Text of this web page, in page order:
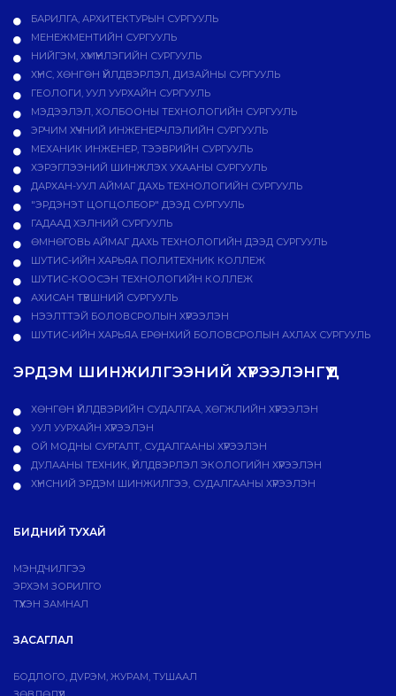
БАРИЛГА, АРХИТЕКТУРЫН СУРГУУЛЬ
МЕНЕЖМЕНТИЙН СУРГУУЛЬ
НИЙГЭМ, ХҮМҮҮНЛЭГИЙН СУРГУУЛЬ
ХҮНС, ХӨНГӨН ҮЙЛДВЭРЛЭЛ, ДИЗАЙНЫ СУРГУУЛЬ
ГЕОЛОГИ, УУЛ УУРХАЙН СУРГУУЛЬ
МЭДЭЭЛЭЛ, ХОЛБООНЫ ТЕХНОЛОГИЙН СУРГУУЛЬ
ЭРЧИМ ХҮЧНИЙ ИНЖЕНЕРЧЛЭЛИЙН СУРГУУЛЬ
МЕХАНИК ИНЖЕНЕР, ТЭЭВРИЙН СУРГУУЛЬ
ХЭРЭГЛЭЭНИЙ ШИНЖЛЭХ УХААНЫ СУРГУУЛЬ
ДАРХАН-УУЛ АЙМАГ ДАХЬ ТЕХНОЛОГИЙН СУРГУУЛЬ
"ЭРДЭНЭТ ЦОГЦОЛБОР" ДЭЭД СУРГУУЛЬ
ГАДААД ХЭЛНИЙ СУРГУУЛЬ
ӨМНӨГОВЬ АЙМАГ ДАХЬ ТЕХНОЛОГИЙН ДЭЭД СУРГУУЛЬ
ШУТИС-ИЙН ХАРЬЯА ПОЛИТЕХНИК КОЛЛЕЖ
ШУТИС-КООСЭН ТЕХНОЛОГИЙН КОЛЛЕЖ
АХИСАН ТҮВШНИЙ СУРГУУЛЬ
НЭЭЛТТЭЙ БОЛОВСРОЛЫН ХҮРЭЭЛЭН
ШУТИС-ИЙН ХАРЬЯА ЕРӨНХИЙ БОЛОВСРОЛЫН АХЛАХ СУРГУУЛЬ
ЭРДЭМ ШИНЖИЛГЭЭНИЙ ХҮРЭЭЛЭНГҮҮД
ХӨНГӨН ҮЙЛДВЭРИЙН СУДАЛГАА, ХӨГЖЛИЙН ХҮРЭЭЛЭН
УУЛ УУРХАЙН ХҮРЭЭЛЭН
ОЙ МОДНЫ СУРГАЛТ, СУДАЛГААНЫ ХҮРЭЭЛЭН
ДУЛААНЫ ТЕХНИК, ҮЙЛДВЭРЛЭЛ ЭКОЛОГИЙН ХҮРЭЭЛЭН
ХҮНСНИЙ ЭРДЭМ ШИНЖИЛГЭЭ, СУДАЛГААНЫ ХҮРЭЭЛЭН
БИДНИЙ ТУХАЙ
МЭНДЧИЛГЭЭ
ЭРХЭМ ЗОРИЛГО
ТҮҮХЭН ЗАМНАЛ
ЗАСАГЛАЛ
БОДЛОГО, ДVРЭМ, ЖУРАМ, ТУШААЛ